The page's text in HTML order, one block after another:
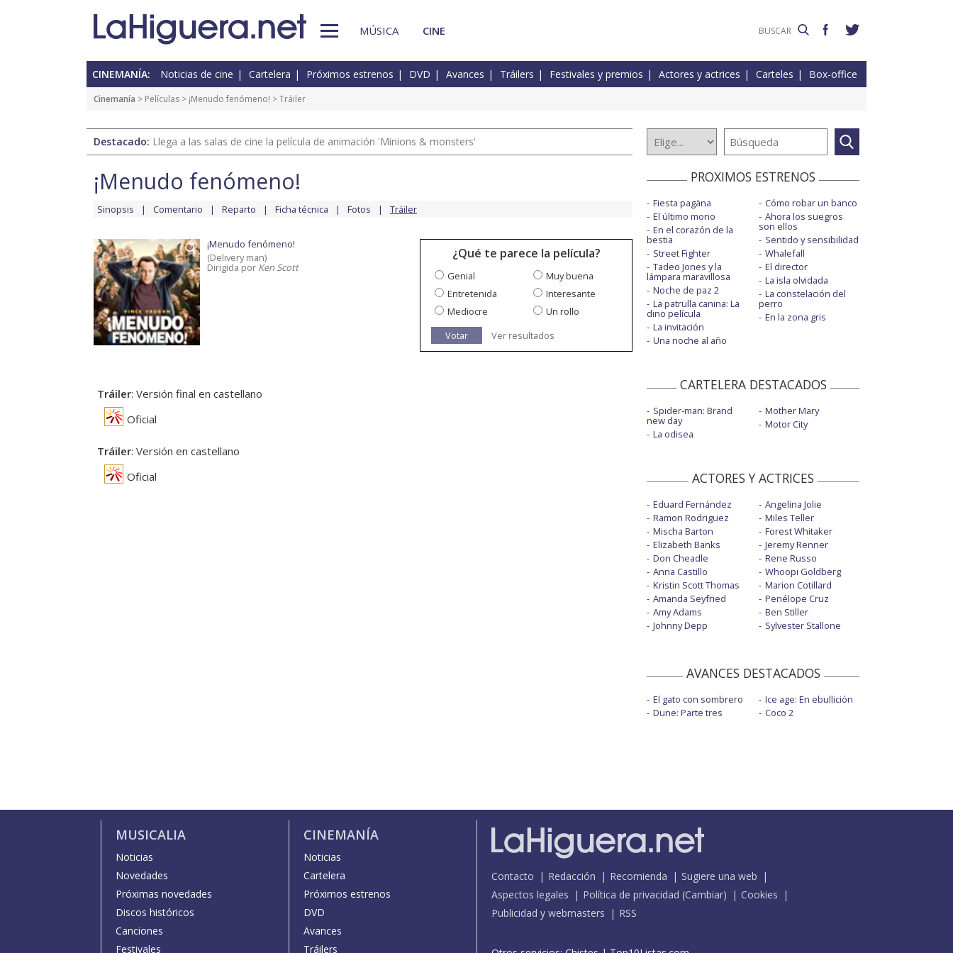
MÚSICA CINE
CINEMANÍA: Noticias de cine Cartelera Próximos estrenos DVD Avances Tráilers Festivales y premios Actores y actrices Carteles Box-office
Cinemanía > Películas > ¡Menudo fenómeno! > Tráiler
Destacado: Llega a las salas de cine la película de animación 'Minions & monsters'
¡Menudo fenómeno!
Sinopsis Comentario Reparto Ficha técnica Fotos Tráiler
¡Menudo fenómeno!
(Delivery man)
Dirigida por Ken Scott
¿Qué te parece la película?
Genial
Muy buena
Entretenida
Interesante
Mediocre
Un rollo
Votar
Ver resultados
Tráiler: Versión final en castellano
Oficial
Tráiler: Versión en castellano
Oficial
PROXIMOS ESTRENOS
Fiesta pagäna
El último mono
En el corazón de la
bestia
Street Fighter
Tadeo Jones y la
lámpara maravillosa
Noche de paz 2
La patrulla canina: La
dino película
La invitación
Una noche al año
Cómo robar un banco
Ahora los suegros
son ellos
Sentido y sensibilidad
Whalefall
El director
La isla olvidada
La constelación del
perro
En la zona gris
CARTELERA DESTACADOS
Spider-man: Brand
new day
La odisea
Mother Mary
Motor City
ACTORES Y ACTRICES
Eduard Fernández
Ramon Rodriguez
Mischa Barton
Elizabeth Banks
Don Cheadle
Anna Castillo
Kristin Scott Thomas
Amanda Seyfried
Amy Adams
Johnny Depp
Angelina Jolie
Miles Teller
Forest Whitaker
Jeremy Renner
Rene Russo
Whoopi Goldberg
Marion Cotillard
Penélope Cruz
Ben Stiller
Sylvester Stallone
AVANCES DESTACADOS
El gato con sombrero
Dune: Parte tres
Ice age: En ebullición
Coco 2
MUSICALIA
Noticias
Novedades
Próximas novedades
Discos históricos
Canciones
Festivales
CINEMANÍA
Noticias
Cartelera
Próximos estrenos
DVD
Avances
Tráilers
Contacto Redacción Recomienda
Sugiere una web
Aspectos legales
Política de privacidad (Cambiar)
Cookies
Publicidad y webmasters
RSS